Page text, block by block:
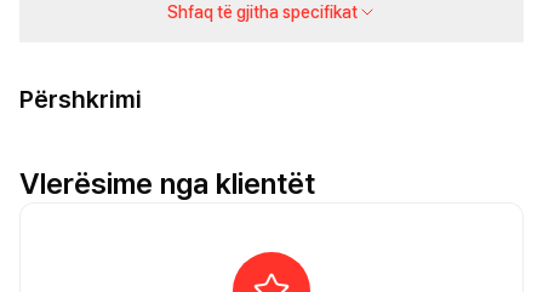
Shfaq të gjitha specifikat
Përshkrimi
Vlerësime nga klientët